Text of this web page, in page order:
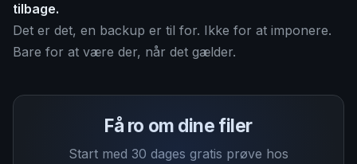
tilbage.
Det er det, en backup er til for. Ikke for at imponere.
Bare for at være der, når det gælder.
Få ro om dine filer
Start med 30 dages gratis prøve hos